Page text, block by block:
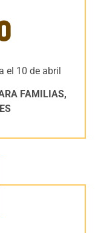
el 10 de abril
FAMILIAS,